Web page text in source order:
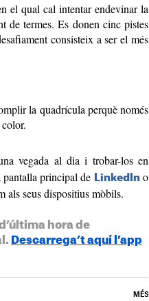
el qual cal intentar endevinar la
de termes. Es donen cinc pistes
consisteix a ser el més
la quadrícula perquè només
vegada al dia i trobar-los en
principal de LinkedIno
als seus dispositius mòbils.
hora de
Descarrega’t aquí l’app
MÉS